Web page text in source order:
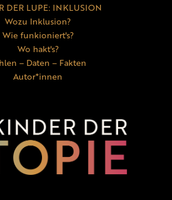
DER LUPE: INKLUSION
Wozu Inklusion?
Wie funkioniert's?
Wo hakt's?
– Daten – Fakten
Autor*innen